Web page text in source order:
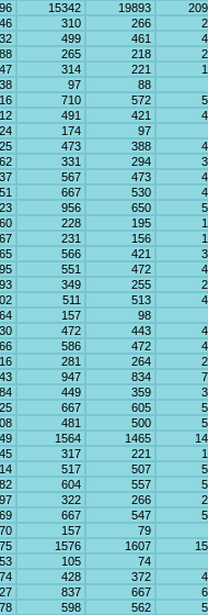
15342 19893
310 266
499 461
265 218
314 221
97
88
710 572
491 421
174
97
473 388
331 294
567 473
667 530
956 650
228 195
231 156
566 421
551 472
349 255
511 513
157
98
472 443
586 472
281 264
947 834
449 359
667 605
481 500
1564 1465
317 221
517 507
604 557
322 266
667 547
157
79
1576 1607
105
74
428 372
837 667
598 562